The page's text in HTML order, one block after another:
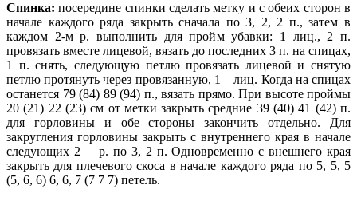
Спинка: посередине спинки сделать метку и с обеих сторон в
начале каждого ряда закрыть сначала по 3, 2, 2 п., затем в
каждом 2-м р. выполнить для пройм убавки: 1 лиц., 2 п.
провязать вместе лицевой, вязать до последних 3 п. на спицах,
1 п. снять, следующую петлю провязать лицевой и снятую
петлю протянуть через провязанную, 1 лиц. Когда на спицах
останется 79 (84) 89 (94) п., вязать прямо. При высоте проймы
20 (21) 22 (23) см от метки закрыть средние 39 (40) 41 (42) п.
для горловины и обе стороны закончить отдельно. Для
закругления горловины закрыть с внутреннего края в начале
следующих 2 р. по 3, 2 п. Одновременно с внешнего края
закрыть для плечевого скоса в начале каждого ряда по 5, 5, 5
(5, 6, 6) 6, 6, 7 (7 7 7) петель.